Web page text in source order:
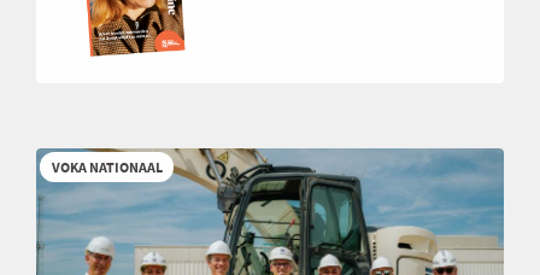
VOKA NATIONAAL